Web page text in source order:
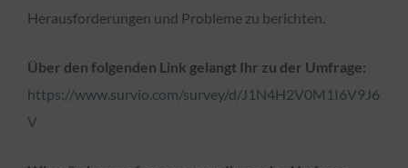
Herausforderungen und Probleme zu berichten.
Über den folgenden Link gelangt Ihr zu der Umfrage:
https://www.survio.com/survey/d/J1N4H2V0M1I6V9J6
V